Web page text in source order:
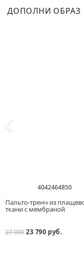
ДОПОЛНИ ОБРАЗ
4042464850
Пальто-тренч из
ткани с мембраной
27 990 23 790 руб.